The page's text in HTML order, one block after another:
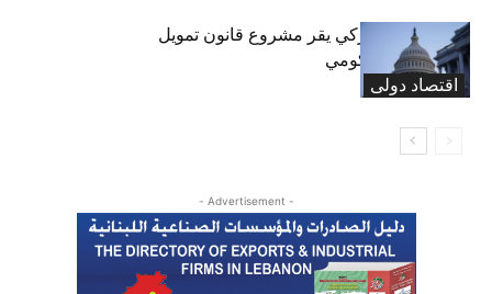
اقتصاد دولی
«الشيوخ» الأميركي يقر مشروع قانون تمويل
لتجنب إغلاق حكومي
- Advertisement -